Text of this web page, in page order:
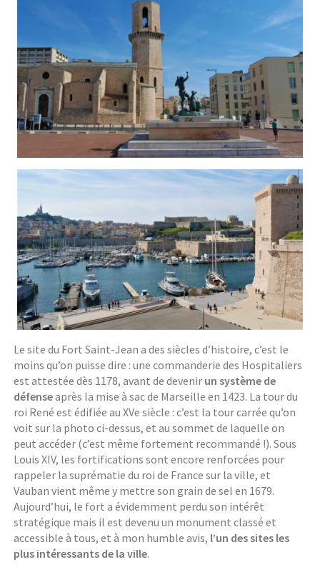
Le site du Fort Saint-Jean a des siècles d’histoire, c’est le
moins qu’on puisse dire : une commanderie des Hospitaliers
est attestée dès 1178, avant de devenir un système de
défenseaprès la mise à sac de Marseille en 1423. La tour du
roi René est édifiée au XVe siècle : c’est la tour carrée qu’on
voit sur la photo ci-dessus, et au sommet de laquelle on
peut accéder (c’est même fortement recommandé !). Sous
Louis XIV, les fortifications sont encore renforcées pour
rappeler la suprématie du roi de France sur la ville, et
Vauban vient même y mettre son grain de sel en 1679.
Aujourd’hui, le fort a évidemment perdu son intérêt
stratégique mais il est devenu un monument classé et
accessible à tous, et à mon humble avis, l’un des sites les
plus intéressants de la ville.